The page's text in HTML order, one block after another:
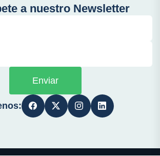
a nuestro Newsletter
Enviar